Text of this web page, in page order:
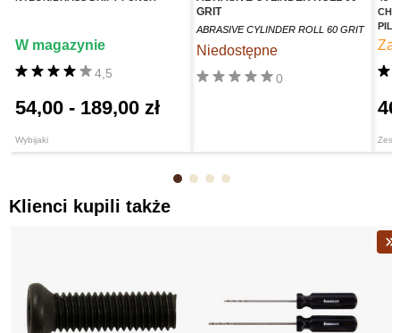
Wybijaki
4,5
W magazynie
54,00 - 189,00 zł
GRIT
ABRASIVE CYLINDER ROLL 60 GRIT
0
Niedostępne
Klienci kupili także